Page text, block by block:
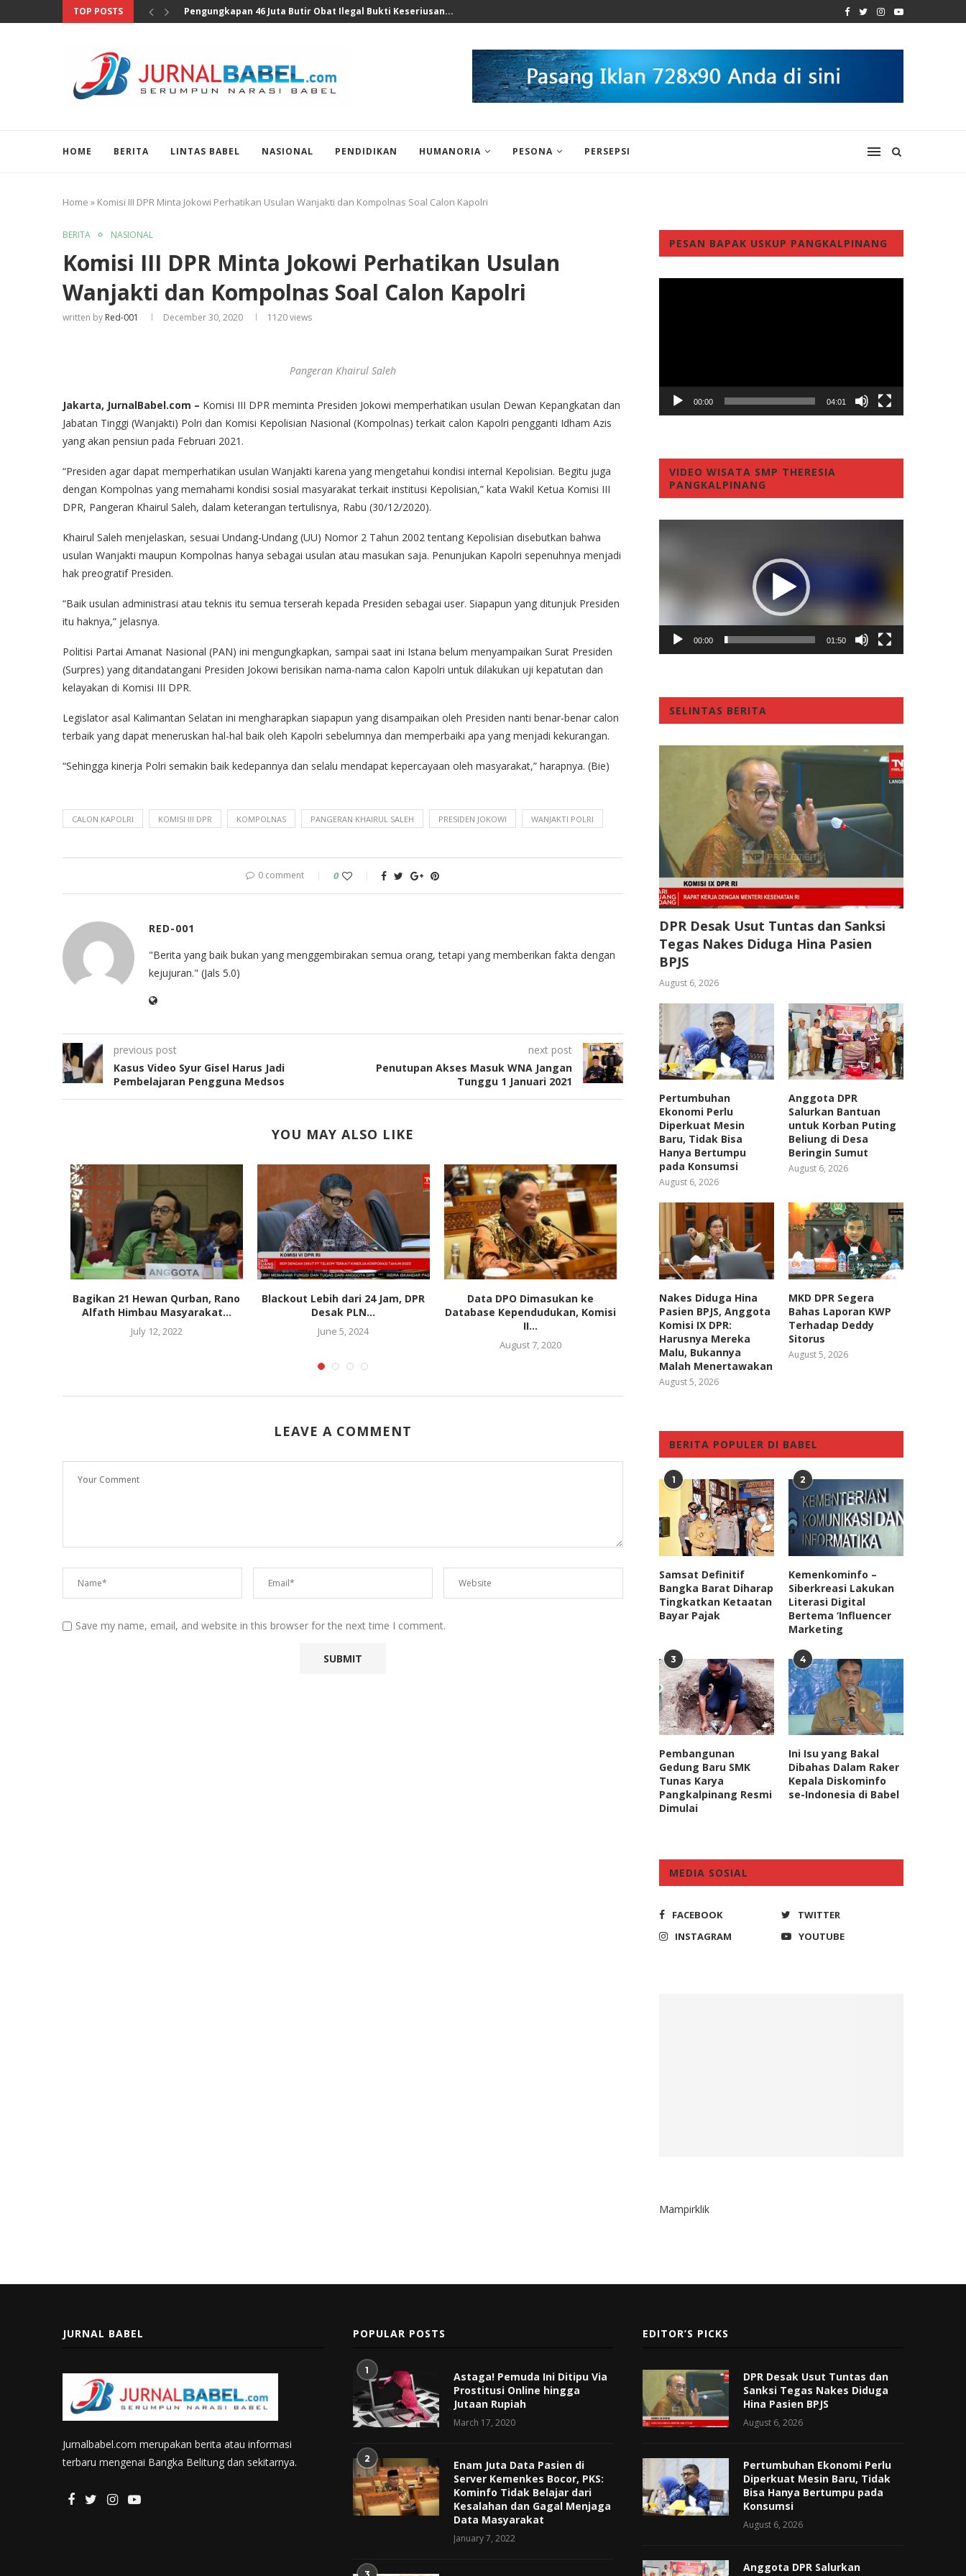
TOP POSTS Anggota DPR Sebut Sensus Ekonomi 2026 Bukan Untuk...
HOME BERITA LINTAS BABEL NASIONAL PENDIDIKAN HUMANORIA PESONA PERSEPSI
Home » Komisi III DPR Minta Jokowi Perhatikan Usulan Wanjakti dan Kompolnas Soal Calon Kapolri
BERITA NASIONAL
Komisi III DPR Minta Jokowi Perhatikan Usulan
Wanjakti dan Kompolnas Soal Calon Kapolri
written by Red-001 December 30, 2020 1120views
Pangeran Khairul Saleh
Jakarta, JurnalBabel.com – Komisi III DPR meminta Presiden Jokowi memperhatikan usulan Dewan Kepangkatan dan
Jabatan Tinggi (Wanjakti) Polri dan Komisi Kepolisian Nasional (Kompolnas) terkait calon Kapolri pengganti Idham Azis
yang akan pensiun pada Februari 2021.
“Presiden agar dapat memperhatikan usulan Wanjakti karena yang mengetahui kondisi internal Kepolisian. Begitu juga
dengan Kompolnas yang memahami kondisi sosial masyarakat terkait institusi Kepolisian,” kata Wakil Ketua Komisi III
DPR, Pangeran Khairul Saleh, dalam keterangan tertulisnya, Rabu (30/12/2020).
Khairul Saleh menjelaskan, sesuai Undang-Undang (UU) Nomor 2 Tahun 2002 tentang Kepolisian disebutkan bahwa
usulan Wanjakti maupun Kompolnas hanya sebagai usulan atau masukan saja. Penunjukan Kapolri sepenuhnya menjadi
hak preogratif Presiden.
“Baik usulan administrasi atau teknis itu semua terserah kepada Presiden sebagai user. Siapapun yang ditunjuk Presiden
itu haknya,” jelasnya.
Politisi Partai Amanat Nasional (PAN) ini mengungkapkan, sampai saat ini Istana belum menyampaikan Surat Presiden
(Surpres) yang ditandatangani Presiden Jokowi berisikan nama-nama calon Kapolri untuk dilakukan uji kepatutan dan
kelayakan di Komisi III DPR.
Legislator asal Kalimantan Selatan ini mengharapkan siapapun yang disampaikan oleh Presiden nanti benar-benar calon
terbaik yang dapat meneruskan hal-hal baik oleh Kapolri sebelumnya dan memperbaiki apa yang menjadi kekurangan.
“Sehingga kinerja Polri semakin baik kedepannya dan selalu mendapat kepercayaan oleh masyarakat,” harapnya. (Bie)
CALON KAPOLRI KOMISI III DPR KOMPOLNAS PANGERAN KHAIRUL SALEH PRESIDEN JOKOWI WANJAKTI POLRI
0 comment 0
RED-001
"Berita yang baik bukan yang menggembirakan semua orang, tetapi yang memberikan fakta dengan
kejujuran." (Jals 5.0)
previous post
Kasus Video Syur Gisel Harus Jadi
Pembelajaran Pengguna Medsos
next post
Penutupan Akses Masuk WNA Jangan
Tunggu 1 Januari 2021
YOU MAY ALSO LIKE
Bagikan 21 Hewan Qurban, Rano
Alfath Himbau Masyarakat...
July 12, 2022
Blackout Lebih dari 24 Jam, DPR
Desak PLN...
June 5, 2024
Data DPO Dimasukan ke
Database Kependudukan, Komisi
II...
August 7, 2020
Perbuatan Melawan Hukum,
Pajak Judi Tidak Bisa
Dioperasionalkan
September 11, 2023
Jerinx Siap Debat dengan
soal RUU Permusikan
February 22, 2019
LEAVE A COMMENT
Save my name, email, and website in this browser for the next time I comment.
PESAN BAPAK USKUP PANGKALPINANG
00:00 04:01
VIDEO WISATA SMP THERESIA
PANGKALPINANG
00:00 01:50
SELINTAS BERITA
DPR Desak Usut Tuntas dan Sanksi
Tegas Nakes Diduga Hina Pasien
BPJS
August 6, 2026
Pertumbuhan
Ekonomi Perlu
Diperkuat Mesin
Baru, Tidak Bisa
Hanya Bertumpu
pada Konsumsi
August 6, 2026
Anggota DPR
Salurkan Bantuan
untuk Korban Puting
Beliung di Desa
Beringin Sumut
August 6, 2026
Nakes Diduga Hina
Pasien BPJS, Anggota
Komisi IX DPR:
Harusnya Mereka
Malu, Bukannya
Malah Menertawakan
August 5, 2026
MKD DPR Segera
Bahas Laporan KWP
Terhadap Deddy
Sitorus
August 5, 2026
BERITA POPULER DI BABEL
1
Samsat Definitif
Bangka Barat Diharap
Tingkatkan Ketaatan
Bayar Pajak
2
Kemenkominfo –
Siberkreasi Lakukan
Literasi Digital
Bertema ‘Influencer
Marketing
3
Pembangunan
Gedung Baru SMK
Tunas Karya
Pangkalpinang Resmi
Dimulai
4
Ini Isu yang Bakal
Dibahas Dalam Raker
Kepala Diskominfo
se-Indonesia di Babel
MEDIA SOSIAL
FACEBOOK
TWITTER
INSTAGRAM
YOUTUBE
Mampirklik
JURNAL BABEL
Jurnalbabel.com merupakan berita atau informasi
terbaru mengenai Bangka Belitung dan sekitarnya.
POPULAR POSTS
1
Astaga! Pemuda Ini Ditipu Via
Prostitusi Online hingga
Jutaan Rupiah
March 17, 2020
2
Enam Juta Data Pasien di
Server Kemenkes Bocor, PKS:
Kominfo Tidak Belajar dari
Kesalahan dan Gagal Menjaga
Data Masyarakat
January 7, 2022
EDITOR’S PICKS
DPR Desak Usut Tuntas dan
Sanksi Tegas Nakes Diduga
Hina Pasien BPJS
August 6, 2026
Pertumbuhan Ekonomi Perlu
Diperkuat Mesin Baru, Tidak
Bisa Hanya Bertumpu pada
Konsumsi
August 6, 2026
Anggota DPR Salurkan